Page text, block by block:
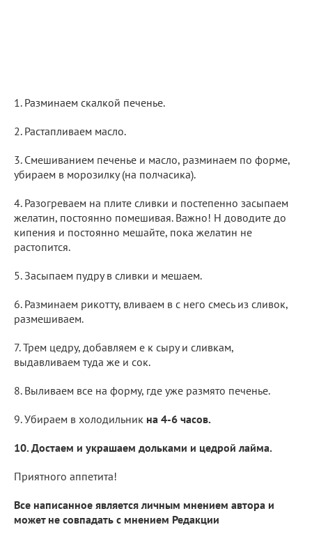
1. Разминаем скалкой печенье.
2. Растапливаем масло.
3. Смешиванием печенье и масло, разминаем по форме,
убираем в морозилку (на полчасика).
4. Разогреваем на плите сливки и постепенно засыпаем
желатин, постоянно помешивая. Важно! Н доводите до
кипения и постоянно мешайте, пока желатин не
растопится.
5. Засыпаем пудру в сливки и мешаем.
6. Разминаем рикотту, вливаем в с него смесь из сливок,
размешиваем.
7. Трем цедру, добавляем е к сыру и сливкам,
выдавливаем туда же и сок.
8. Выливаем все на форму, где уже размято печенье.
9. Убираем в холодильник на 4-6 часов.
10. Достаем и украшаем дольками и цедрой лайма.
Приятного аппетита!
Все написанное является личным мнением автора и
может не совпадать с мнением Редакции